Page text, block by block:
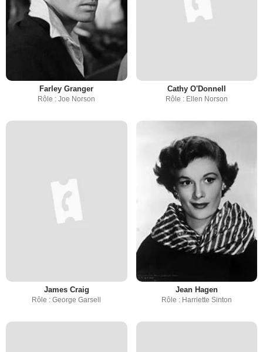
Farley Granger
Rôle : Joe Norson
Cathy O'Donnell
Rôle : Ellen Norson
James Craig
Rôle : George Garsell
Jean Hagen
Rôle : Harriette Sinton